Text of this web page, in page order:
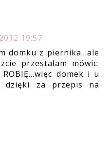
19:57
domku z piernika...ale
przestałam mówic:
domek i u
dzięki za przepis na